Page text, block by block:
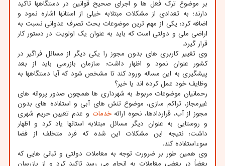
بر موضوع ترک فعل ها و اجرای صحیح قوانین در دستگاهها تاکید
دارند؛ به تعدادی از مشکلات مبتلابه خیلی از استانها اشاره نمود و
اضافه کرد: یکی از مهم ترین موضوعات بحث تصرف عدوانی نسبت به
اراضی ملی و دولتی است که باید به عنوان یک اولویت در دستور کار
قرار گیرد.
وی تغییر کاربری های بدون مجوز را یکی دیگر از مسائل فراگیر در
کشور عنوان نمود و اظهار داشت: سازمان بازرسی باید از بعد
پیشگیری به این مساله ورود کند تا مشخص شود که آیا دستگاهها به
وظایف خود عمل کرده اند یا خیر؟
رحمانیان موضوعات مربوط به شهرداری ها همچون صدور پروانه های
غیرمجاز، تراکم سازی، موضوع تنش های آبی و استفاده های بدون
مجوز از آب، قراردادها، نحوه ارائهخدمات و عدم تعیین حریم شهری
و روستایی به عنوان دیگر مسائل مبتلابه استانها یاد کرد و اظهار
داشت: نتیجه این مشکلات این شده که فرد متخلف از فضا
سوءاستفاده کند.
وی همین طور بر ضرورت توجه به معاملات دولتی و تبانی هایی که
بعضاً در بعضی معاملات به انجام می رسد تاکید کرد و از بازرسان